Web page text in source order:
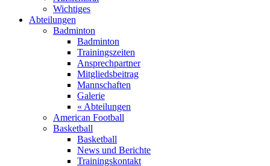
Wichtiges
Abteilungen
Badminton
Badminton
Trainingszeiten
Ansprechpartner
Mitgliedsbeitrag
Mannschaften
Galerie
« Abteilungen
American Football
Basketball
Basketball
News und Berichte
Trainingskontakt